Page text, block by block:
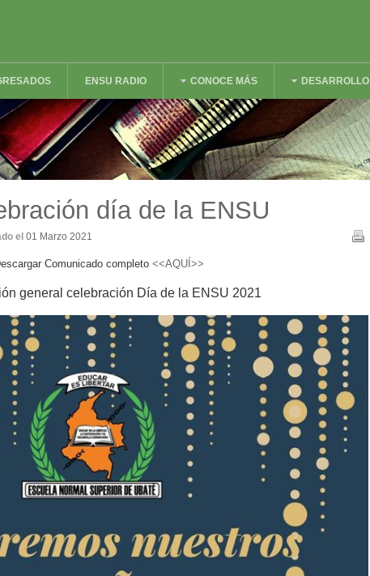
ENSU RADIO CONOCE MÁS DESARROLLO
día de la ENSU
el 01 Marzo 2021
Comunicado completo <<AQUÍ>>
general celebración Día de la ENSU 2021